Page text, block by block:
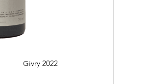
Givry 2022